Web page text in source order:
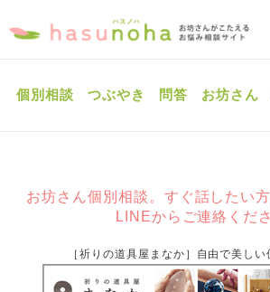
個別相談 つぶやき 問答 お坊さん
お坊さん個別相談。すぐ話したい
LINEからご連絡くだ
［祈りの道具屋まなか］自由で美し